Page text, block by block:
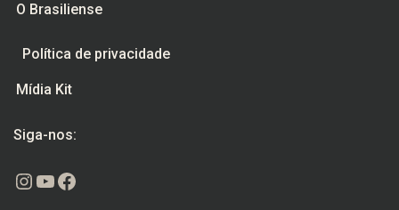
O Brasiliense
Política de privacidade
Mídia Kit
Siga-nos:
Instagram
Youtube
Facebook